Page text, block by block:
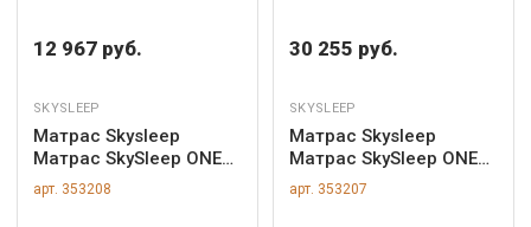
12 967 руб.
SKYSLEEP
Матрас Skysleep
Матрас SkySleep ONE
SIDE 6 S1000 80x190
арт. 925
арт. 353208
30 255 руб.
SKYSLEEP
Матрас Skysleep
Матрас SkySleep ONE
SIDE 6 S1000 200x200
арт. 925
арт. 353207